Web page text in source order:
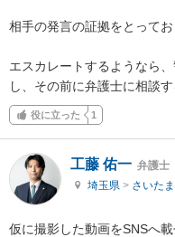
相手の発言の証拠をとってお
エスカレートするようなら
し、その前に弁護士に相談
役に立った 1
工藤 佑一 弁護士
埼玉県 > さいた
仮に撮影した動画をSNSへ